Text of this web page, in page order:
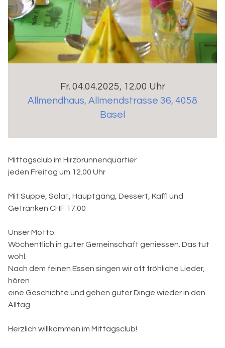
Fr. 04.04.2025, 12.00 Uhr
Allmendhaus, Allmendstrasse 36, 4058
Basel
Mittagsclub im Hirzbrunnenquartier
jeden Freitag um 12.00 Uhr
Mit Suppe, Salat, Hauptgang, Dessert, Kaffi und
Getränken CHF 17.00
Unser Motto:
Wöchentlich in guter Gemeinschaft geniessen. Das tut
wohl.
Nach dem feinen Essen singen wir oft fröhliche Lieder,
hören
eine Geschichte und gehen guter Dinge wieder in den
Alltag.
Herzlich willkommen im Mittagsclub!